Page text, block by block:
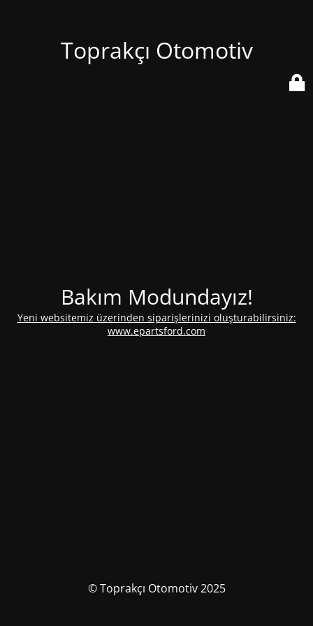
Toprakçı Otomotiv
Bakım Modundayız!
Yeni websitemiz üzerinden siparişlerinizi oluşturabilirsiniz:
www.epartsford.com
© Toprakçı Otomotiv 2025